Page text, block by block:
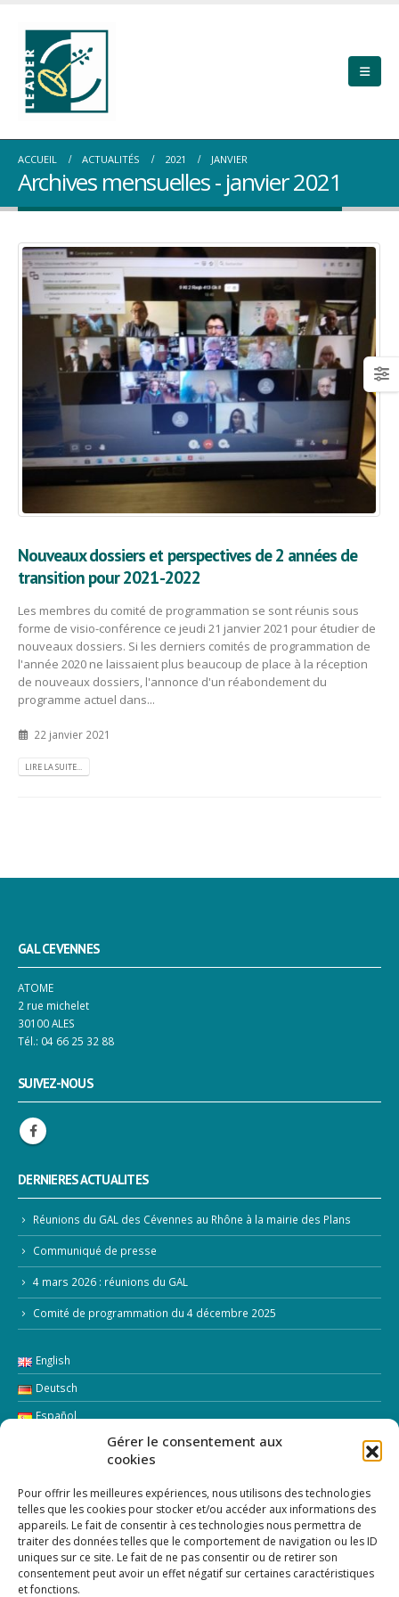
Gérer le consentement aux
cookies
Pour offrir les meilleures expériences, nous utilisons des technologies
telles que les cookies pour stocker et/ou accéder aux informations des
appareils. Le fait de consentir à ces technologies nous permettra de
traiter des données telles que le comportement de navigation ou les ID
uniques sur ce site. Le fait de ne pas consentir ou de retirer son
consentement peut avoir un effet négatif sur certaines caractéristiques
et fonctions.
ACCUEIL ACTUALITÉS 2021 JANVIER
Archives mensuelles - janvier 2021
Nouveaux dossiers et perspectives de 2 années de
transition pour 2021-2022
Les membres du comité de programmation se sont réunis sous
forme de visio-conférence ce jeudi 21 janvier 2021 pour étudier de
nouveaux dossiers. Si les derniers comités de programmation de
l'année 2020 ne laissaient plus beaucoup de place à la réception
de nouveaux dossiers, l'annonce d'un réabondement du
programme actuel dans...
22 janvier 2021
LIRE LA SUITE...
GAL CEVENNES
ATOME
2 rue michelet
30100 ALES
Tél.: 04 66 25 32 88
SUIVEZ-NOUS
DERNIERES ACTUALITES
Réunions du GAL des Cévennes au Rhône à la mairie des Plans
Communiqué de presse
4 mars 2026 : réunions du GAL
Comité de programmation du 4 décembre 2025
English
Deutsch
Español
LETTRE D’INFORMATION
Addresse Email: